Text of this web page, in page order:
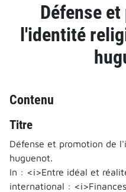
Défense
l'identité
Contenu
Titre
Défense et promotion de
huguenot.
In : <i>Entre idéal et
international :